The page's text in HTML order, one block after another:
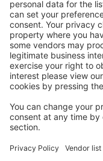
Copyright ©